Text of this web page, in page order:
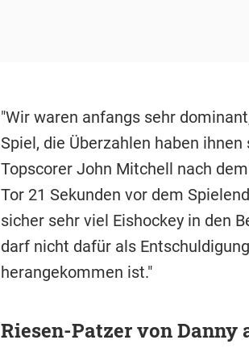
"Wir waren anfangs sehr
Spiel, die Überzahlen haben
Topscorer John Mitchell nach
Tor 21 Sekunden vor dem
sicher sehr viel Eishockey in den
darf nicht dafür als
herangekommen ist."
Riesen-Patzer von Danny